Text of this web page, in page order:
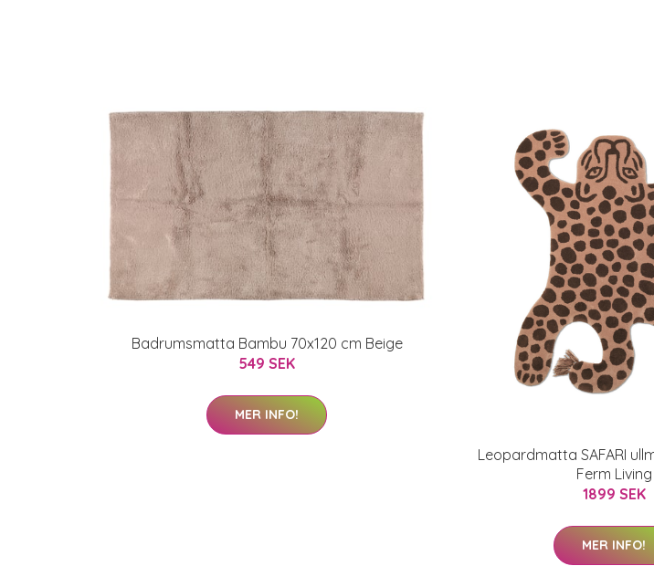
Badrumsmatta Bambu 70x120 cm Beige
549 SEK
MER INFO!
Leopardmatta SAFARI
Ferm Living
1899 SEK
MER INFO!